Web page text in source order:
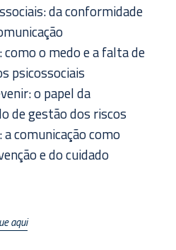
da conformidade
como o medo e a falta de
psicossociais
o papel da
de gestão dos riscos
comunicação como
e do cuidado
aqui